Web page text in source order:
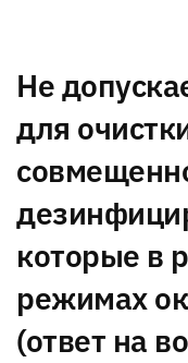
Не
для
которые в
режимах
(ответ на